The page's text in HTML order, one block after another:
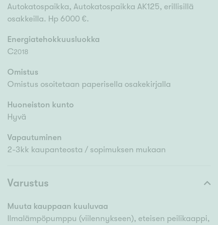
Autokatospaikka, Autokatospaikka AK125, erillisillä
osakkeilla. Hp 6000 €.
Energiatehokkuusluokka
C2018
Omistus
Omistus osoitetaan paperisella osakekirjalla
Huoneiston kunto
Hyvä
Vapautuminen
2-3kk kaupanteosta / sopimuksen mukaan
Varustus
Muuta kauppaan kuuluvaa
Ilmalämpöpumppu (viilennykseen), eteisen peilikaappi,